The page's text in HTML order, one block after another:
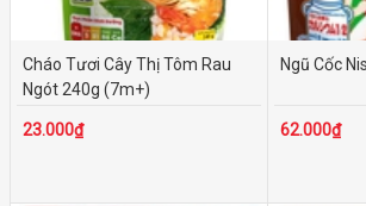
Cháo Tươi Cây Thị Tôm Rau
Ngót 240g (7m+)
23.000₫
Ngũ Cốc
62.000₫